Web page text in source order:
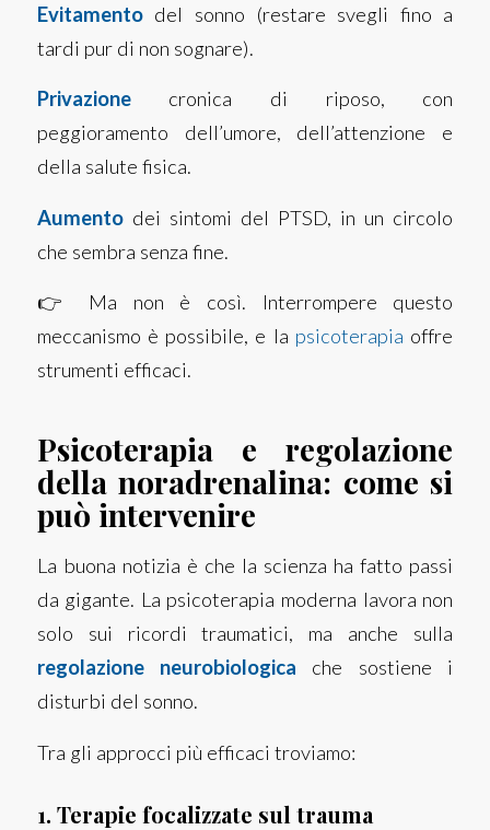
Evitamentodel sonno (restare svegli fino a
tardi pur di non sognare).
Privazionecronica di riposo, con
peggioramento dell’umore, dell’attenzione e
della salute fisica.
Aumentodei sintomi del PTSD, in un circolo
che sembra senza fine.
👉 Ma non è così. Interrompere questo
meccanismo è possibile, e la psicoterapia offre
strumenti efficaci.
Psicoterapia e regolazione
della noradrenalina: come si
può intervenire
La buona notizia è che la scienza ha fatto passi
da gigante. La psicoterapia moderna lavora non
solo sui ricordi traumatici, ma anche sulla
regolazione neurobiologica che sostiene i
disturbi del sonno.
Tra gli approcci più efficaci troviamo:
1. Terapie focalizzate sul trauma